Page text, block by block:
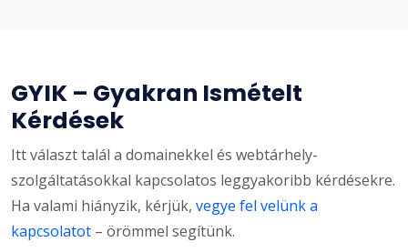
GYIK – Gyakran Ismételt
Kérdések
Itt választ talál a domainekkel és webtárhely-
szolgáltatásokkal kapcsolatos leggyakoribb kérdésekre.
Ha valami hiányzik, kérjük, vegye fel velünk a
kapcsolatot – örömmel segítünk.